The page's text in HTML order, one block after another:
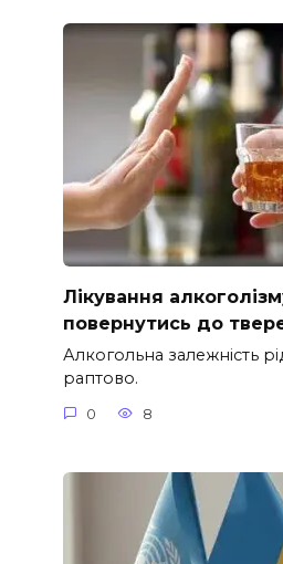
Лікування
повернутись до
Алкогольна залежність
раптово.
0 8